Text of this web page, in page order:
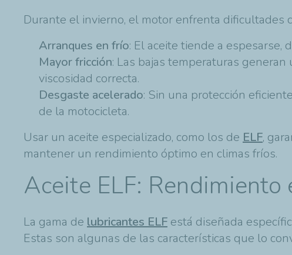
Durante el invierno, el motor enfrenta dificultades
Arranques en frío: El aceite tiende a
Mayor fricción: Las bajas temperaturas
viscosidad correcta.
Desgaste acelerado: Sin una protección
de la motocicleta.
Usar un aceite especializado, como los de ELF,
mantener un rendimiento óptimo en climas fríos.
Aceite ELF: Rendimiento
La gama de lubricantes ELF está diseñada
Estas son algunas de las características que lo